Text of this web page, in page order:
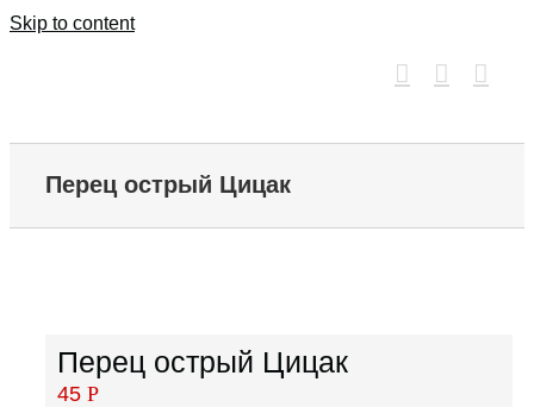
Skip to content
Перец острый Цицак
Перец острый Цицак
45 Р